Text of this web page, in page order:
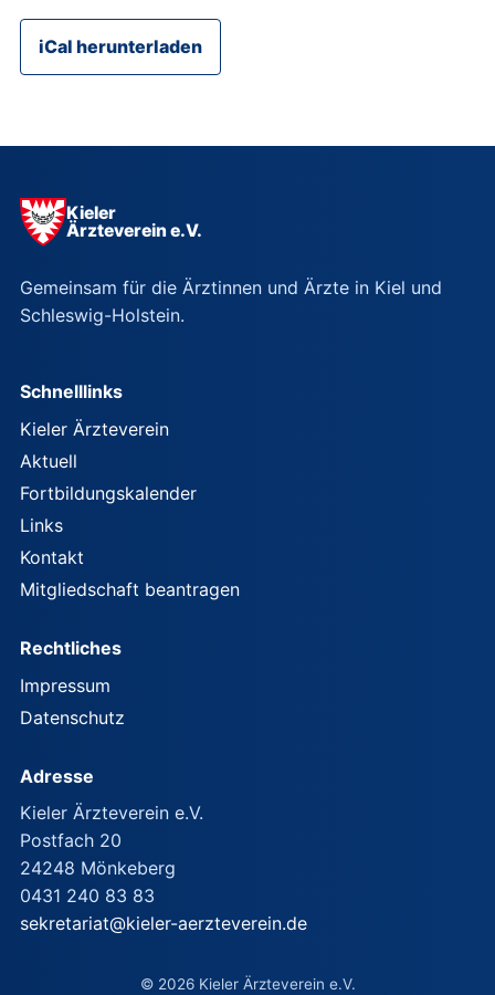
iCal herunterladen
Kieler
Ärzteverein e.V.
Gemeinsam für die Ärztinnen und Ärzte in Kiel und
Schleswig-Holstein.
Schnelllinks
Kieler Ärzteverein
Aktuell
Fortbildungskalender
Links
Kontakt
Mitgliedschaft beantragen
Rechtliches
Impressum
Datenschutz
Adresse
Kieler Ärzteverein e.V.
Postfach 20
24248 Mönkeberg
0431 240 83 83
sekretariat@kieler-aerzteverein.de
© 2026 Kieler Ärzteverein e.V.